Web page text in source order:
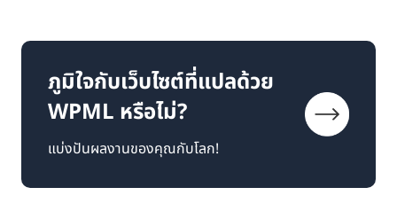
ภูมิใจกับเว็บไซต์ที่แปลด้วย
WPML หรือไม่?
แบ่งปันผลงานของคุณกับโลก!